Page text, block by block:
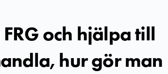
och hjälpa till
hur gör man